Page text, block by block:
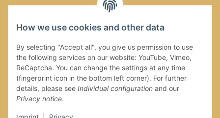
How we use cookies and other data
By selecting "Accept all", you give us permission to use
the following services on our website: YouTube, Vimeo,
ReCaptcha. You can change the settings at any time
(fingerprint icon in the bottom left corner). For further
details, please see Individual configuration and our
Privacy notice.
Shipment